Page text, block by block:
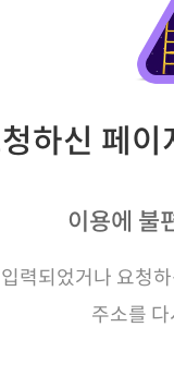
하신 페
이용에 불
력되었거나 요청
주소를